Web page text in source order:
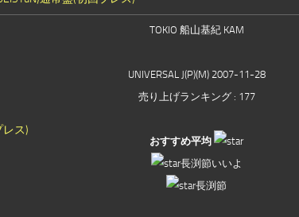
TOKIO 船山基紀 KAM
UNIVERSAL J(P)(M) 2007-11-28
売り上げランキング : 177
おすすめ平均
長渕節いいよ
長渕節